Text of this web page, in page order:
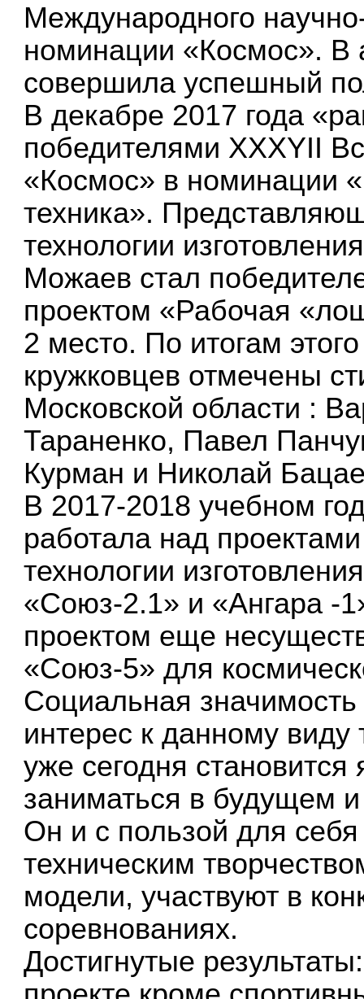
Международного
номинации «Космос». В
совершила успешный
В декабре 2017 года
победителями XXXYII
«Космос» в номинации
техника».
технологии
Можаев стал
проектом «Рабочая
2 место. По итогам
кружковцев отмечены
Московской области :
Тараненко, Павел
Курман и Николай
В 2017-2018 учебном
работала над
технологии
«Союз-2.1» и «Ангара -
проектом еще
«Союз-5» для
Социальная значимость
интерес к данному виду
уже сегодня
заниматься в будущем
Он и с пользой для
техническим
модели, участвуют в
соревнованиях.
Достигнутые